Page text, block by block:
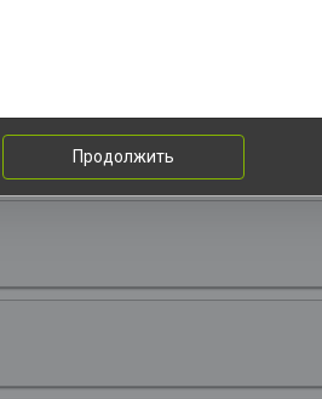
Материнская плата
Продолжить